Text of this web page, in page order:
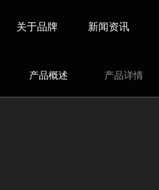
关于品牌 新闻资讯
产品详情
产品概述